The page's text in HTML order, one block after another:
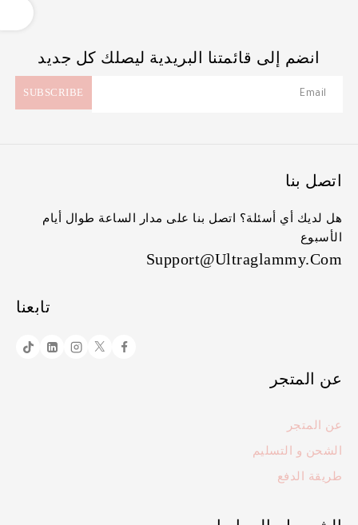
انضم إلى قائمتنا البريدية ليصلك كل جديد
اتصل بنا
هل لديك أي أسئلة؟ اتصل بنا على مدار الساعة طوال أيام
الأسبوع
Support@ultraglammy.com
تابعنا
عن المتجر
عن المتجر
الشحن و التسليم
طريقة الدفع